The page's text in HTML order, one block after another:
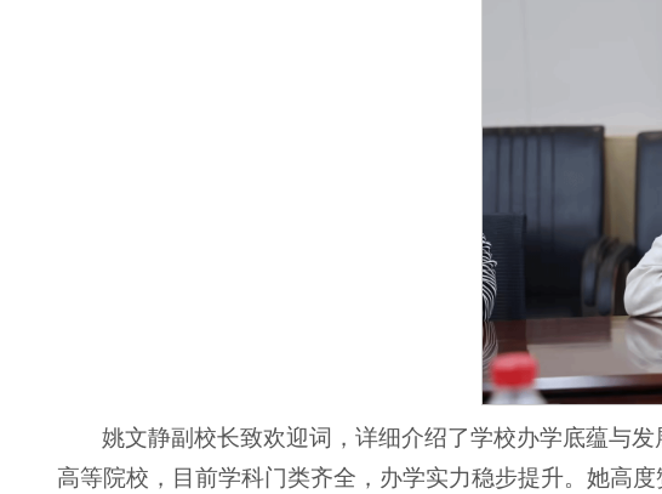
姚文静副校长致欢迎词，详细介绍了学校办学底蕴与
高等院校，目前学科门类齐全，办学实力稳步提升。她高